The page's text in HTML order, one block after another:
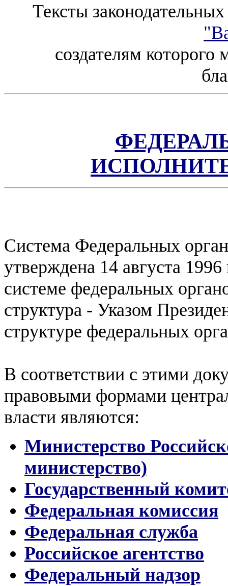
Тексты
создателям
Система Федеральных
утверждена 14 августа
системе федеральных
структура - Указом
структуре федеральных
В соответствии с этими
правовыми формами
власти являются:
Министерство
министерство)
Государственный
Федеральная комиссия
Федеральная служба
Российское агентство
Федеральный надзор